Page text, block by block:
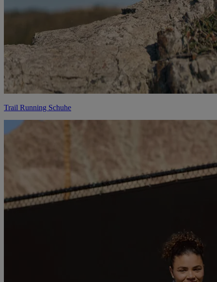
Trail Running Schuhe